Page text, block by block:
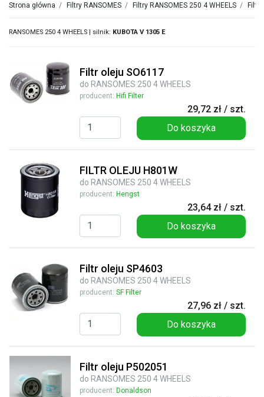
Strona główna / Filtry RANSOMES / Filtry RANSOMES 250 4 WHEELS / Filtr
RANSOMES 250 4 WHEELS | silnik: KUBOTA V 1305 E
Filtr oleju SO6117
do RANSOMES 250 4 WHEELS
producent: Hifi Filter
29,72 zł / szt.
Do koszyka
FILTR OLEJU H801W
do RANSOMES 250 4 WHEELS
producent: Hengst
23,64 zł / szt.
Do koszyka
Filtr oleju SP4603
do RANSOMES 250 4 WHEELS
producent: SF Filter
27,96 zł / szt.
Do koszyka
Filtr oleju P502051
do RANSOMES 250 4 WHEELS
producent: Donaldson